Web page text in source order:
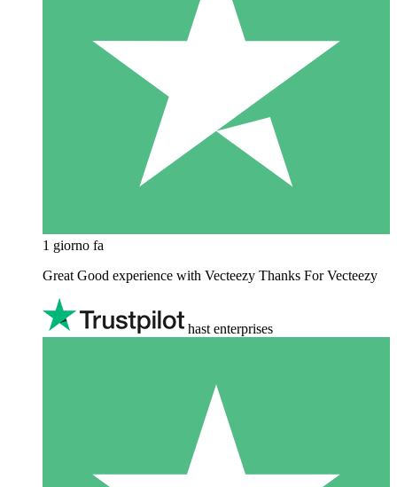
1 giorno fa
Great Good experience with Vecteezy Thanks For Vecteezy
hast enterprises